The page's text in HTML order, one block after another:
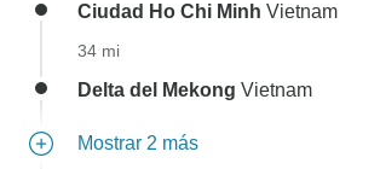
Ciudad Ho Chi Minh Vietnam
34 mi
Delta del Mekong Vietnam
Mostrar 2 más